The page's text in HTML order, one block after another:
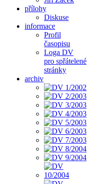
přílohy
Diskuse
informace
Profil
časopisu
Loga DV
pro spřátelené
stránky
archiv